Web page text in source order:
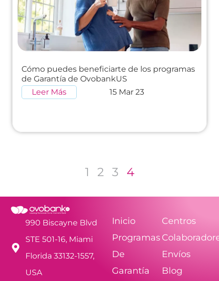
Cómo puedes beneficiarte de los programas
de Garantía de OvobankUS
Leer Más
15 Mar 23
1 2 3 4
990 Biscayne Blvd
STE 501-16, Miami
Florida 33132-1557,
USA
Inicio
Programas
De
Garantía
Centros
Envíos
Blog